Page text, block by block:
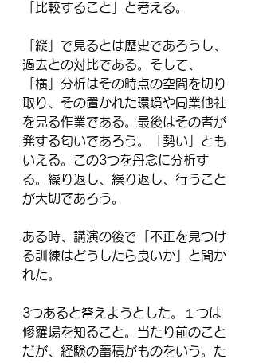
「比較すること」と考える。
「縦」で見るとは歴史であろうし、
過去との対比である。そして、
「横」分析はその時点の空間を切り
取り、その置かれた環境や同業他社
を見る作業である。最後はその者が
発する匂いであろう。「勢い」とも
いえる。この3つを丹念に分析す
る。繰り返し、繰り返し、行うこと
が大切であろう。
ある時、講演の後で「不正を見つけ
る訓練はどうしたら良いか」と聞か
れた。
3つあると答えようとした。１つは
修羅場を知ること。当たり前のこと
だが、経験の蓄積がものをいう。た